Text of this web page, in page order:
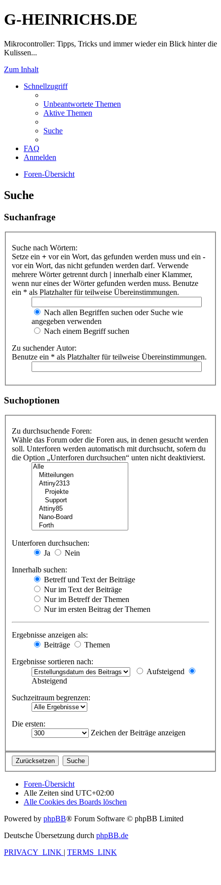
G-HEINRICHS.DE
Mikrocontroller: Tipps, Tricks und immer wieder ein Blick hinter die
Kulissen...
Zum Inhalt
Schnellzugriff
Unbeantwortete Themen
Aktive Themen
Suche
FAQ
Anmelden
Foren-Übersicht
Suche
Suchanfrage
Suche nach Wörtern:
Setze ein + vor ein Wort, das gefunden werden muss und ein -
vor ein Wort, das nicht gefunden werden darf. Verwende
mehrere Wörter getrennt durch | innerhalb einer Klammer,
wenn nur eines der Wörter gefunden werden muss. Benutze
ein * als Platzhalter für teilweise Übereinstimmungen.
Nach allen Begriffen suchen oder Suche wie
angegeben verwenden
Nach einem Begriff suchen
Zu suchender Autor:
Benutze ein * als Platzhalter für teilweise Übereinstimmungen.
Suchoptionen
Zu durchsuchende Foren:
Wähle das Forum oder die Foren aus, in denen gesucht werden
soll. Unterforen werden automatisch mit durchsucht, sofern du
die Option „Unterforen durchsuchen“ unten nicht deaktivierst.
Unterforen durchsuchen:
Ja
Nein
Innerhalb suchen:
Betreff und Text der Beiträge
Nur im Text der Beiträge
Nur im Betreff der Themen
Nur im ersten Beitrag der Themen
Ergebnisse anzeigen als:
Beiträge
Themen
Ergebnisse sortieren nach:
Aufsteigend
Absteigend
Suchzeitraum begrenzen:
Die ersten:
Zeichen der Beiträge anzeigen
Foren-Übersicht
Alle Zeiten sind UTC+02:00
Alle Cookies des Boards löschen
Powered by phpBB® Forum Software © phpBB Limited
Deutsche Übersetzung durch phpBB.de
PRIVACY_LINK | TERMS_LINK